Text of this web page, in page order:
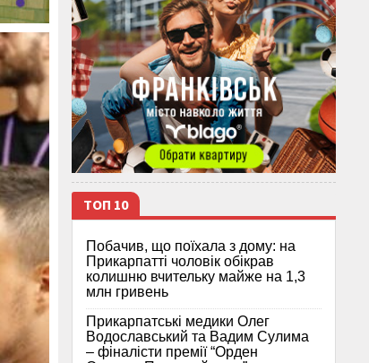
ТОП 10
Побачив, що поїхала з дому: на
Прикарпатті чоловік обікрав
колишню вчительку майже на 1,3
млн гривень
Прикарпатські медики Олег
Водославський та Вадим Сулима
– фіналісти премії “Орден